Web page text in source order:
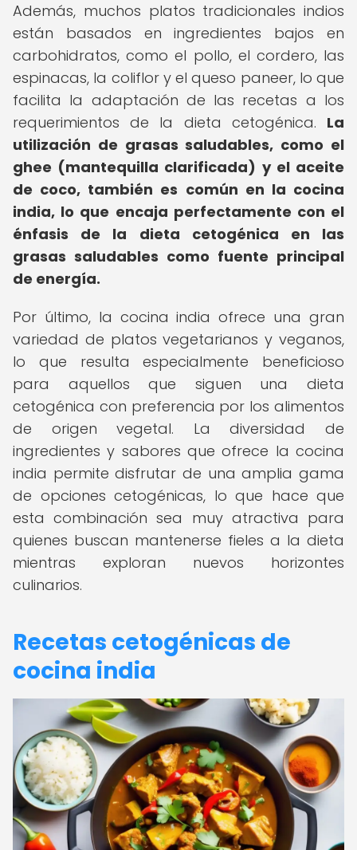
Además, muchos platos tradicionales indios
están basados en ingredientes bajos en
carbohidratos, como el pollo, el cordero, las
espinacas, la coliflor y el queso paneer, lo que
facilita la adaptación de las recetas a los
requerimientos de la dieta cetogénica. La
utilización de grasas saludables, como el
ghee (mantequilla clarificada) y el aceite
de coco, también es común en la cocina
india, lo que encaja perfectamente con el
énfasis de la dieta cetogénica en las
grasas saludables como fuente principal
de energía.
Por último, la cocina india ofrece una gran
variedad de platos vegetarianos y veganos,
lo que resulta especialmente beneficioso
para aquellos que siguen una dieta
cetogénica con preferencia por los alimentos
de origen vegetal. La diversidad de
ingredientes y sabores que ofrece la cocina
india permite disfrutar de una amplia gama
de opciones cetogénicas, lo que hace que
esta combinación sea muy atractiva para
quienes buscan mantenerse fieles a la dieta
mientras exploran nuevos horizontes
culinarios.
Recetas cetogénicas de
cocina india